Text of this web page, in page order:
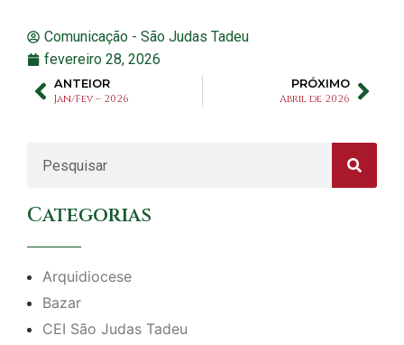
Comunicação - São Judas Tadeu
fevereiro 28, 2026
ANTEIOR
Jan/Fev – 2026
PRÓXIMO
Abril de 2026
Categorias
Arquidiocese
Bazar
CEI São Judas Tadeu